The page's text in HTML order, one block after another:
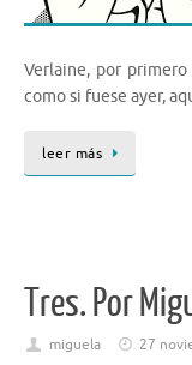
Verlaine, por
como si fuese ayer,
leer más
Tres. Por
miguela 27